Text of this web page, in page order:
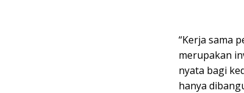
“Kerja sama
merupakan
nyata bagi
hanya